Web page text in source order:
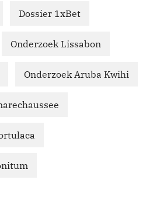
Dossier 1xBet
Onderzoek Lissabon
Onderzoek Aruba Kwihi